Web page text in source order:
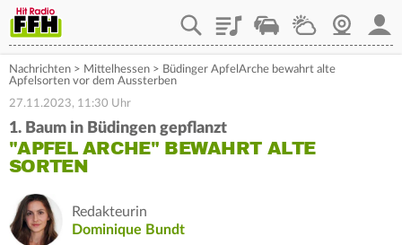
PlaylistStaupilotWetterWebcam
Nachrichten > Mittelhessen > Büdinger ApfelArche bewahrt alte
Apfelsorten vor dem Aussterben
27.11.2023, 11:30 Uhr
1. Baum in Büdingen gepflanzt
"APFEL ARCHE" BEWAHRT ALTE
SORTEN
Redakteurin
Dominique Bundt